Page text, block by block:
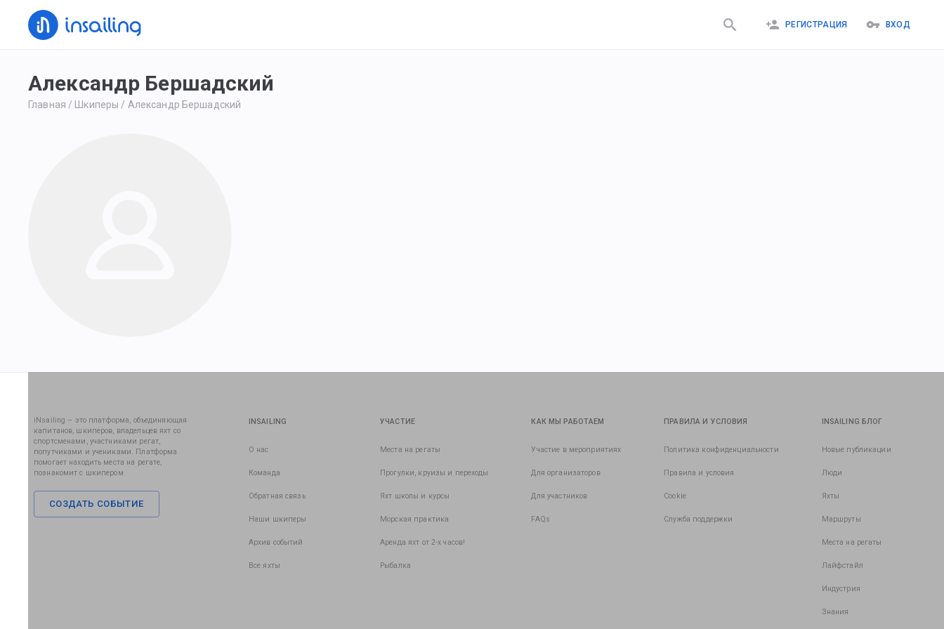
РЕГИСТРАЦИЯ ВХОД
Александр Бершадский
Главная / Шкиперы / Александр Бершадский
iNsailing – это платформа, объединяющая
капитанов, шкиперов, владельцев яхт со
спортсменами, участниками регат,
попутчиками и учениками. Платформа
помогает находить места на регате,
познакомит с шкипером.
СОЗДАТЬ СОБЫТИЕ
INSAILING
О нас
Команда
Обратная связь
Наши шкиперы
Архив событий
Все яхты
УЧАСТИЕ
Места на регаты
Прогулки, круизы и переходы
Яхт школы и курсы
Морская практика
Аренда яхт от 2-х часов!
Рыбалка
КАК МЫ РАБОТАЕМ
Участие в мероприятиях
Для организаторов
Для участников
FAQs
ПРАВИЛА И УСЛОВИЯ
Политика конфиденциальности
Правила и условия
Cookie
Служба поддержки
INSAILING БЛОГ
Новые публикации
Люди
Яхты
Маршруты
Места на регаты
Лайфстайл
Индустрия
Знания